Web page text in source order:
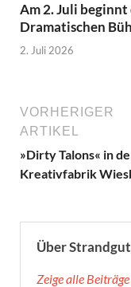
Am 2. Juli
Dramatischen
2. Juli 2026
VORHERIGER
ARTIKEL
»Dirty Talons« in
Kreativfabrik
Über
Zeige alle